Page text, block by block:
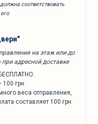
соответствовать
на этаж или до
адресной доставке
100 грн.
веса отправления,
составляет 100 грн.